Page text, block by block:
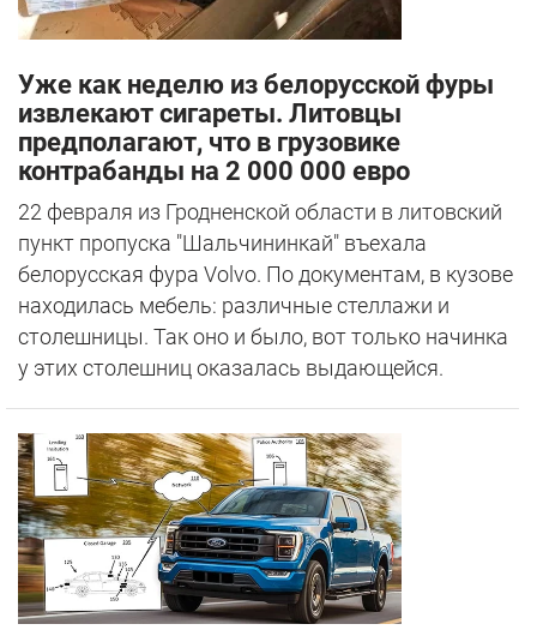
Уже как неделю из белорусской фуры
извлекают сигареты. Литовцы
предполагают, что в грузовике
контрабанды на 2 000 000 евро
22 февраля из Гродненской области в литовский
пункт пропуска "Шальчининкай" въехала
белорусская фура Volvo. По документам, в кузове
находилась мебель: различные стеллажи и
столешницы. Так оно и было, вот только начинка
у этих столешниц оказалась выдающейся.